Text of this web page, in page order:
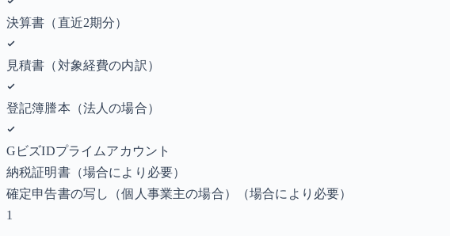
決算書（直近2期分）
見積書（対象経費の内訳）
登記簿謄本（法人の場合）
GビズIDプライムアカウント
納税証明書（場合により必要）
確定申告書の写し（個人事業主の場合）
（場合により必要）
1